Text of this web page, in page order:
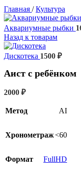
Главная / Культура
Аквариумные рыбки
Назад к товарам
Дискотека 1500 ₽
Аист с ребёнком
2000 ₽
Метод AI
Хронометраж<60
Формат FullHD